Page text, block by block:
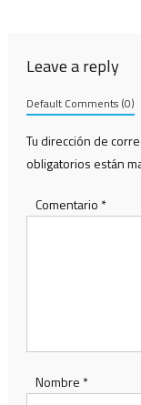
Leave a reply
Default Comments (0)
Tu dirección de
obligatorios están
Comentario *
Nombre *